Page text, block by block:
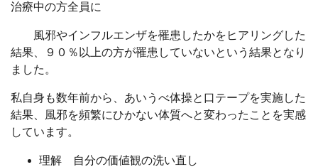
治療中の方全員に
風邪やインフルエンザを罹患したかをヒアリングした
結果、９０％以上の方が罹患していないという結果となり
ました。
私自身も数年前から、あいうべ体操と口テープを実施した
結果、風邪を頻繁にひかない体質へと変わったことを実感
しています。
理解 自分の価値観の洗い直し